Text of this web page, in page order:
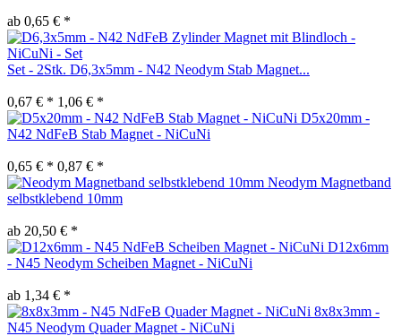
ab 0,65 € *
Set - 2Stk. D6,3x5mm - N42 Neodym Stab Magnet...
0,67 € * 1,06 € *
D5x20mm -
N42 NdFeB Stab Magnet - NiCuNi
0,65 € * 0,87 € *
Neodym Magnetband
selbstklebend 10mm
ab 20,50 € *
D12x6mm
- N45 Neodym Scheiben Magnet - NiCuNi
ab 1,34 € *
8x8x3mm -
N45 Neodym Quader Magnet - NiCuNi